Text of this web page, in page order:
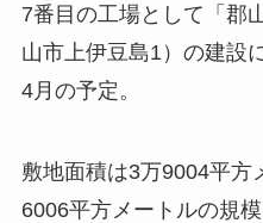
7番目の工場として「郡
山市上伊豆島1）の建設
4月の予定。
敷地面積は3万9004平方
6006平方メートルの規